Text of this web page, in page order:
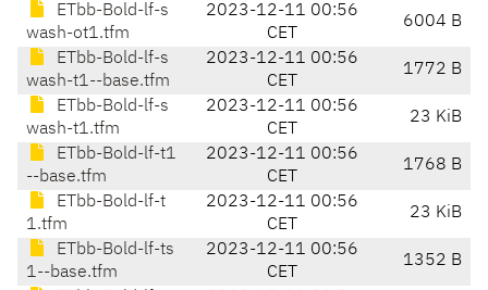
ETbb-Bold-lf-s
wash-ot1.tfm
2023-12-11 00:56
CET
6004 B
ETbb-Bold-lf-s
wash-t1--base.tfm
2023-12-11 00:56
CET
1772 B
ETbb-Bold-lf-s
wash-t1.tfm
2023-12-11 00:56
CET
23 KiB
ETbb-Bold-lf-t1
--base.tfm
2023-12-11 00:56
CET
1768 B
ETbb-Bold-lf-t
1.tfm
2023-12-11 00:56
CET
23 KiB
ETbb-Bold-lf-ts
1--base.tfm
2023-12-11 00:56
CET
1352 B